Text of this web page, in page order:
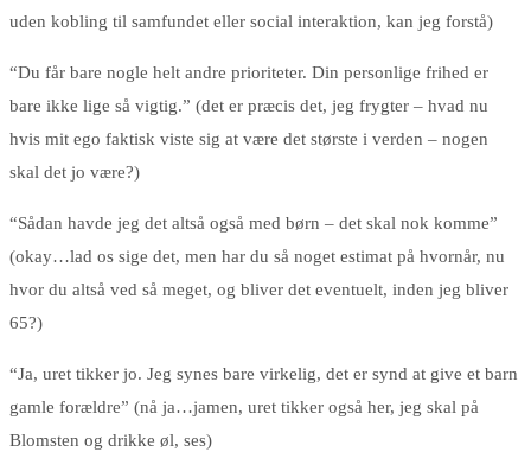
uden kobling til samfundet eller social interaktion, kan jeg forstå)
“Du får bare nogle helt andre prioriteter. Din personlige frihed er
bare ikke lige så vigtig.” (det er præcis det, jeg frygter – hvad nu
hvis mit ego faktisk viste sig at være det største i verden – nogen
skal det jo være?)
“Sådan havde jeg det altså også med børn – det skal nok komme”
(okay…lad os sige det, men har du så noget estimat på hvornår, nu
hvor du altså ved så meget, og bliver det eventuelt, inden jeg bliver
65?)
“Ja, uret tikker jo. Jeg synes bare virkelig, det er synd at give et barn
gamle forældre” (nå ja…jamen, uret tikker også her, jeg skal på
Blomsten og drikke øl, ses)